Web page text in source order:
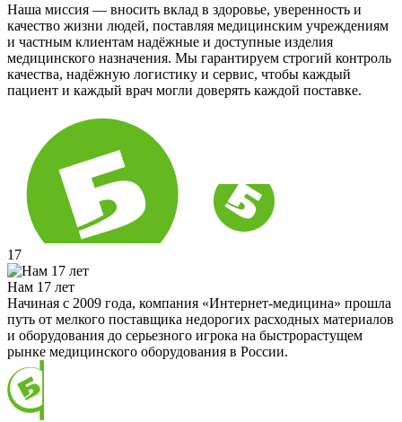
Наша миссия — вносить вклад в здоровье, уверенность и
качество жизни людей, поставляя медицинским учреждениям
и частным клиентам надёжные и доступные изделия
медицинского назначения. Мы гарантируем строгий контроль
качества, надёжную логистику и сервис, чтобы каждый
пациент и каждый врач могли доверять каждой поставке.
17
Нам 17 лет
Начиная с 2009 года, компания «Интернет-медицина» прошла
путь от мелкого поставщика недорогих расходных материалов
и оборудования до серьезного игрока на быстрорастущем
рынке медицинского оборудования в России.